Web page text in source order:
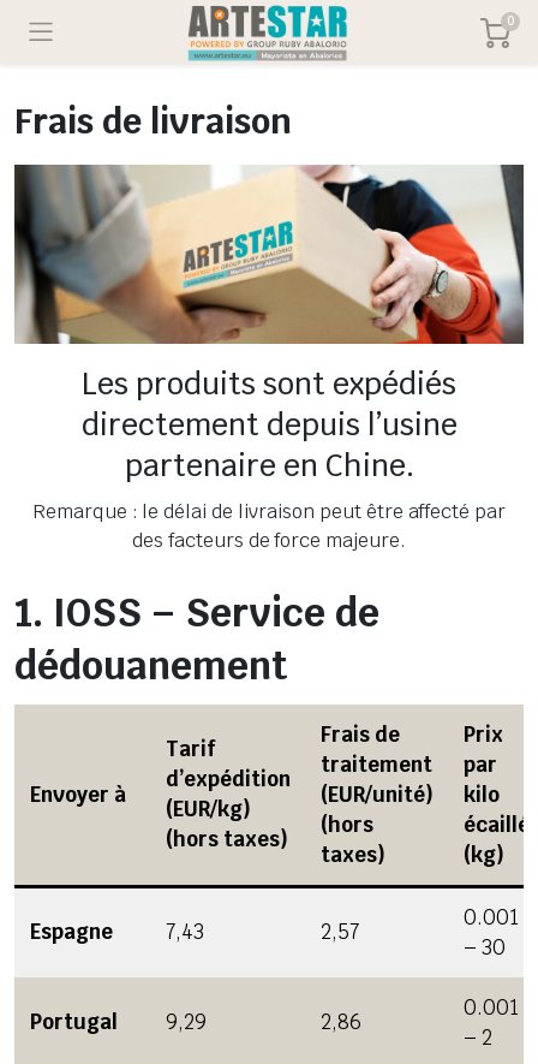
0
Frais de livraison
Les produits sont expédiés
directement depuis l’usine
partenaire en Chine.
Remarque : le délai de livraison peut être affecté par
des facteurs de force majeure.
1. IOSS – Service de
dédouanement
Envoyer à
Tarif
d’expédition
(EUR/kg)
(hors taxes)
Frais de
traitement
(EUR/unité)
(hors
taxes)
Prix
par
kilo
écaillé
(kg)
Espagne 7,43 2,57
0.001
– 30
Portugal 9,29 2,86
0.001
– 2